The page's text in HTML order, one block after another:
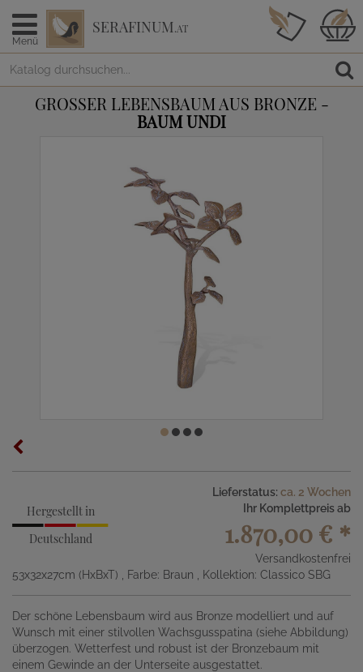
Menü
SERAFINUM.AT
GROSSER LEBENSBAUM AUS BRONZE -
BAUM UNDI
Hergestellt in
Deutschland
Lieferstatus: ca. 2 Wochen
Ihr Komplettpreis ab
1.870,00 € *
Versandkostenfrei
53x32x27cm (HxBxT)
, Farbe: Braun , Kollektion: Classico SBG
Der schöne Lebensbaum wird aus Bronze modelliert und auf
Wunsch mit einer stilvollen Wachsgusspatina (siehe Abbildung)
überzogen. Wetterfest und robust ist der Bronzebaum mit
einem Gewinde an der Unterseite ausgestattet.